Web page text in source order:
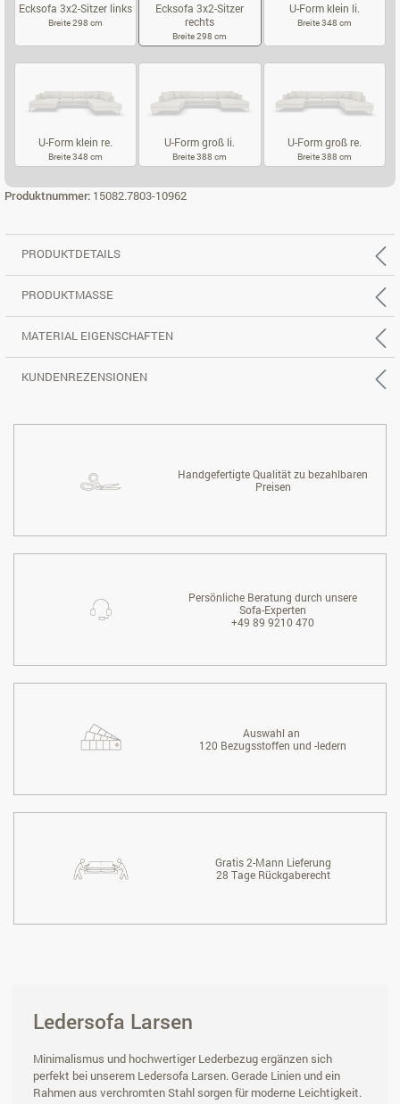
Ecksofa 3x2-Sitzer links
Breite 298 cm
ECKSOFA 3X2-SITZER LINKS
Ecksofa 3x2-Sitzer
rechts
Breite 298 cm
U-Form klein li.
Breite 348 cm
U-FORM
U-Form klein re.
Breite 348 cm
U-Form groß li.
Breite 388 cm
U-Form groß re.
Breite 388 cm
Produktnummer: 15082.7803-10962
PRODUKTDETAILS
PRODUKTMASSE
MATERIAL EIGENSCHAFTEN
KUNDENREZENSIONEN
Handgefertigte Qualität zu bezahlbaren
Preisen
Persönliche Beratung durch unsere
Sofa-Experten
+49 89 9210 470
Auswahl an
120 Bezugsstoffen und -ledern
Gratis 2-Mann Lieferung
28 Tage Rückgaberecht
Ledersofa Larsen
Minimalismus und hochwertiger Lederbezug ergänzen sich
perfekt bei unserem Ledersofa Larsen. Gerade Linien und ein
Rahmen aus verchromten Stahl sorgen für moderne Leichtigkeit.